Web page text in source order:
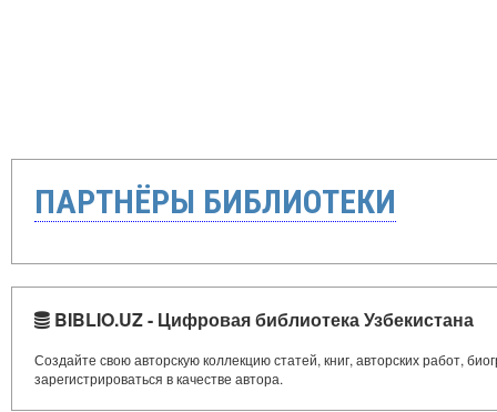
ПАРТНЁРЫ БИБЛИОТЕКИ
BIBLIO.UZ - Цифровая библиотека Узбекистана
Создайте свою авторскую коллекцию статей, книг, авторских работ,
зарегистрироваться в качестве автора.